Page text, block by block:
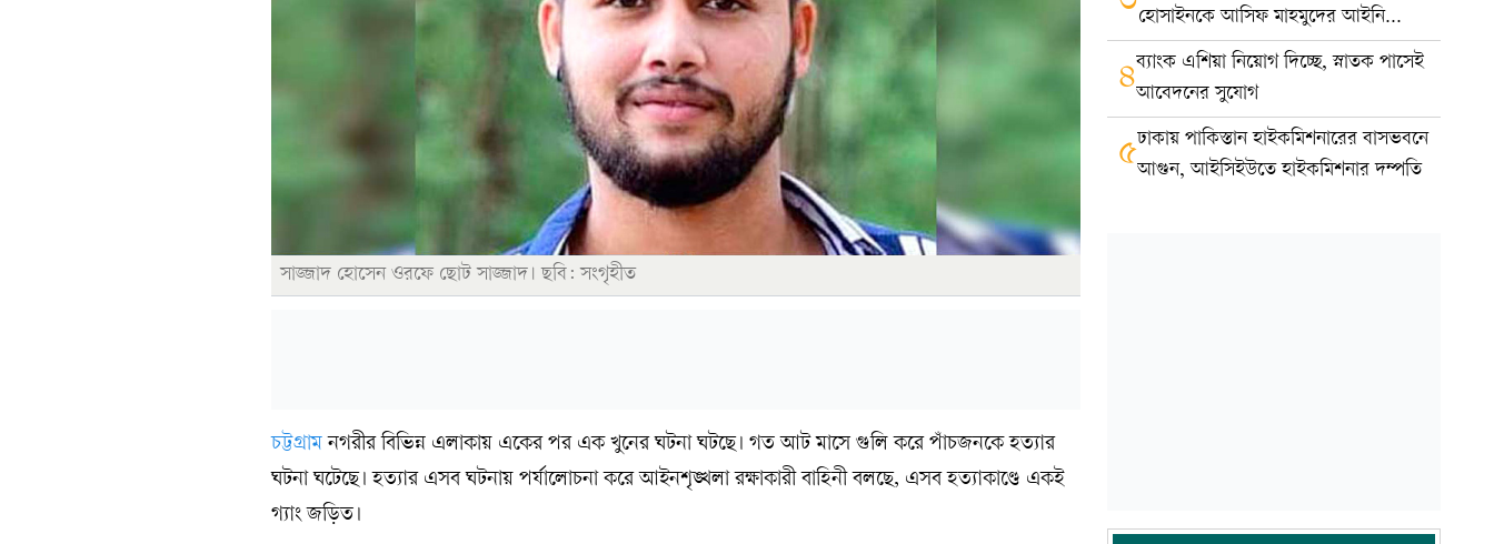
সাজ্জাদ হোসেন ওরফে ছোট সাজ্জাদ। ছবি: সংগৃহীত
চট্টগ্রাম নগরীর বিভিন্ন এলাকায় একের পর এক খুনের ঘটনা ঘটছে। গত আট মাসে গুলি করে পাঁচজনকে হত্যার
ঘটনা ঘটেছে। হত্যার এসব ঘটনায় পর্যালোচনা করে আইনশৃঙ্খলা রক্ষাকারী বাহিনী বলছে, এসব হত্যাকাণ্ডে একই
গ্যাং জড়িত।
হোসাইনকে আসিফ মাহমুদের আইনি
নোটিশ
৪ব্যাংক এশিয়া নিয়োগ দিচ্ছে, স্নাতক পাসেই
আবেদনের সুযোগ
৫ঢাকায় পাকিস্তান হাইকমিশনারের বাসভবনে
আগুন, আইসিইউতে হাইকমিশনার দম্পতি